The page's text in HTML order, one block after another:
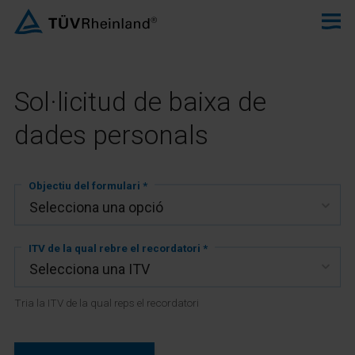
Sol·licitud de baixa de
dades personals
Objectiu del formulari *
ITV de la qual rebre el recordatori *
Tria la ITV de la qual reps el recordatori